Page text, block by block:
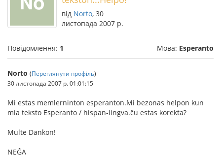
від Norto, 30
листопада 2007 р.
Повідомлення: 1 Мова: Esperanto
Norto (Переглянути профіль)
30 листопада 2007 р. 01:01:15
Mi estas memlerninton esperanton.Mi bezonas helpon kun
mia teksto Esperanto / hispan-lingva.ĉu estas korekta?
Multe Dankon!
NEĜA